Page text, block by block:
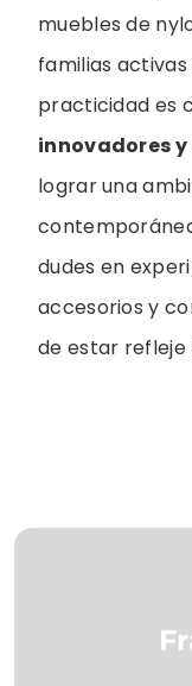
muebles de
familias
practicidad es
innovadores
lograr una
dudes en
accesorios y
de estar refleje